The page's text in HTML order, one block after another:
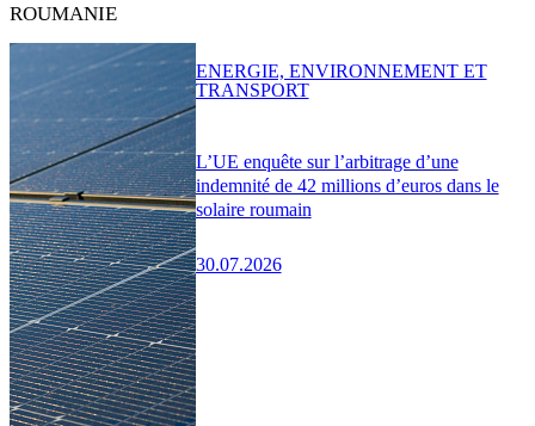
ROUMANIE
L’UE enquête sur l’arbitrage d’une
indemnité de 42 millions d’euros dans le
solaire roumain
30.07.2026
ENERGIE, ENVIRONNEMENT ET
TRANSPORT